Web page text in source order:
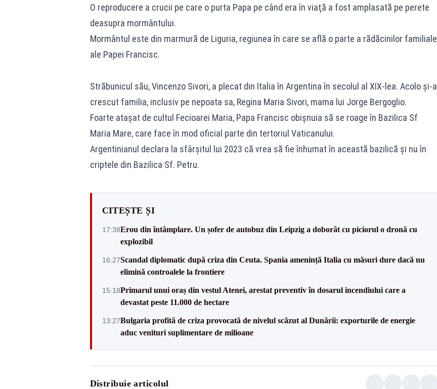
O reproducere a crucii pe care o purta Papa pe când era în viaţă a fost amplasată pe perete
deasupra mormântului.
Mormântul este din marmură de Liguria, regiunea în care se află o parte a rădăcinilor familiale
ale Papei Francisc.
Străbunicul său, Vincenzo Sivori, a plecat din Italia în Argentina în secolul al XIX-lea. Acolo şi-a
crescut familia, inclusiv pe nepoata sa, Regina Maria Sivori, mama lui Jorge Bergoglio.
Foarte ataşat de cultul Fecioarei Maria, Papa Francisc obişnuia să se roage în Bazilica Sf
Maria Mare, care face în mod oficial parte din tertoriul Vaticanului.
Argentinianul declara la sfârşitul lui 2023 că vrea să fie înhumat în această bazilică şi nu în
criptele din Bazilica Sf. Petru.
CITEȘTE ȘI
17:38Erou din întâmplare. Un șofer de autobuz din Leipzig a doborât cu piciorul o dronă cu
explozibil
16:27Scandal diplomatic după criza din Ceuta. Spania amenință Italia cu măsuri dure dacă nu
elimină controalele la frontiere
15:18Primarul unui oraș din vestul Atenei, arestat preventiv în dosarul incendiului care a
devastat peste 11.000 de hectare
13:27Bulgaria profită de criza provocată de nivelul scăzut al Dunării: exporturile de energie
aduc venituri suplimentare de milioane
Distribuie articolul